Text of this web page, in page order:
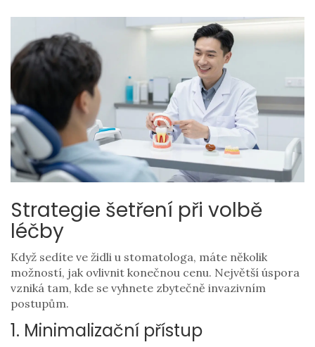
Strategie šetření při volbě
léčby
Když sedíte ve židli u stomatologa, máte několik
možností, jak ovlivnit konečnou cenu. Největší úspora
vzniká tam, kde se vyhnete zbytečně invazivním
postupům.
1. Minimalizační přístup